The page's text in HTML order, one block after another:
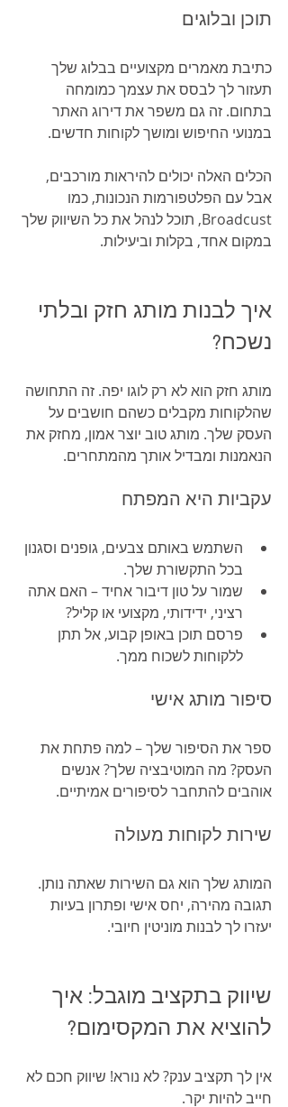
תוכן ובלוגים
כתיבת מאמרים מקצועיים בבלוג שלך
תעזור לך לבסס את עצמך כמומחה
בתחום. זה גם משפר את דירוג האתר
במנועי החיפוש ומושך לקוחות חדשים.
הכלים האלה יכולים להיראות מורכבים,
אבל עם הפלטפורמות הנכונות, כמו
Broadcust, תוכל לנהל את כל השיווק שלך
במקום אחד, בקלות וביעילות.
איך לבנות מותג חזק ובלתי
נשכח?
מותג חזק הוא לא רק לוגו יפה. זה התחושה
שהלקוחות מקבלים כשהם חושבים על
העסק שלך. מותג טוב יוצר אמון, מחזק את
הנאמנות ומבדיל אותך מהמתחרים.
עקביות היא המפתח
השתמש באותם צבעים, גופנים וסגנון
בכל התקשורת שלך.
שמור על טון דיבור אחיד – האם אתה
רציני, ידידותי, מקצועי או קליל?
פרסם תוכן באופן קבוע, אל תתן
ללקוחות לשכוח ממך.
סיפור מותג אישי
ספר את הסיפור שלך – למה פתחת את
העסק? מה המוטיבציה שלך? אנשים
אוהבים להתחבר לסיפורים אמיתיים.
שירות לקוחות מעולה
המותג שלך הוא גם השירות שאתה נותן.
תגובה מהירה, יחס אישי ופתרון בעיות
יעזרו לך לבנות מוניטין חיובי.
שיווק בתקציב מוגבל: איך
להוציא את המקסימום?
אין לך תקציב ענק? לא נורא! שיווק חכם לא
חייב להיות יקר.